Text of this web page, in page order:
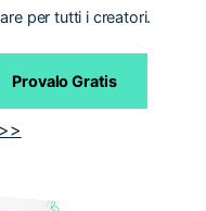
per tutti i creatori.
Provalo Gratis